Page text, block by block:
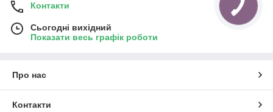
Контакти
Сьогодні вихідний
Показати весь графік роботи
Про нас
Контакти